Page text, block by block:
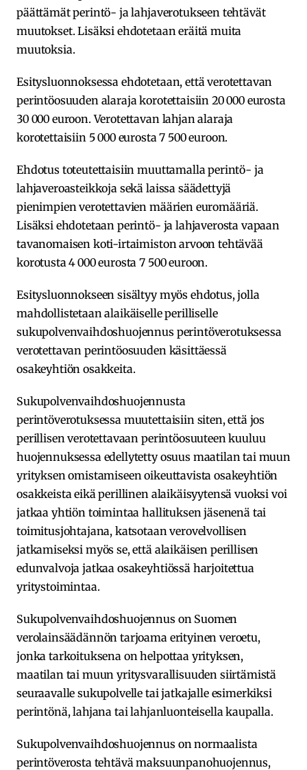
päättämät perintö- ja lahjaverotukseen tehtävät
muutokset. Lisäksi ehdotetaan eräitä muita
muutoksia.
Esitysluonnoksessa ehdotetaan, että verotettavan
perintöosuuden alaraja korotettaisiin 20 000 eurosta
30 000 euroon. Verotettavan lahjan alaraja
korotettaisiin 5 000 eurosta 7 500 euroon.
Ehdotus toteutettaisiin muuttamalla perintö- ja
lahjaveroasteikkoja sekä laissa säädettyjä
pienimpien verotettavien määrien euromääriä.
Lisäksi ehdotetaan perintö- ja lahjaverosta vapaan
tavanomaisen koti-irtaimiston arvoon tehtävää
korotusta 4 000 eurosta 7 500 euroon.
Esitysluonnokseen sisältyy myös ehdotus, jolla
mahdollistetaan alaikäiselle perilliselle
sukupolvenvaihdoshuojennus perintöverotuksessa
verotettavan perintöosuuden käsittäessä
osakeyhtiön osakkeita.
Sukupolvenvaihdoshuojennusta
perintöverotuksessa muutettaisiin siten, että jos
perillisen verotettavaan perintöosuuteen kuuluu
huojennuksessa edellytetty osuus maatilan tai muun
yrityksen omistamiseen oikeuttavista osakeyhtiön
osakkeista eikä perillinen alaikäisyytensä vuoksi voi
jatkaa yhtiön toimintaa hallituksen jäsenenä tai
toimitusjohtajana, katsotaan verovelvollisen
jatkamiseksi myös se, että alaikäisen perillisen
edunvalvoja jatkaa osakeyhtiössä harjoitettua
yritystoimintaa.
Sukupolvenvaihdoshuojennus on Suomen
verolainsäädännön tarjoama erityinen veroetu,
jonka tarkoituksena on helpottaa yrityksen,
maatilan tai muun yritysvarallisuuden siirtämistä
seuraavalle sukupolvelle tai jatkajalle esimerkiksi
perintönä, lahjana tai lahjanluonteisella kaupalla.
Sukupolvenvaihdoshuojennus on normaalista
perintöverosta tehtävä maksuunpanohuojennus,